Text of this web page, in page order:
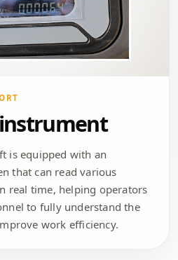
is equipped with an
that can read various
real time, helping operators
to fully understand the
work efficiency.